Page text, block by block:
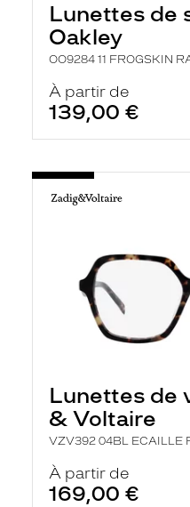
Lunettes de
Oakley
OO9284 11 FROGSKIN
À partir de
139,00 €
Lunettes de
& Voltaire
VZV392 04BL ECAILLE
À partir de
169,00 €